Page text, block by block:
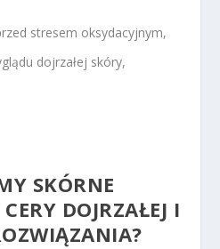
stresem oksydacyjnym,
dojrzałej skóry,
SKÓRNE
DOJRZAŁEJ I